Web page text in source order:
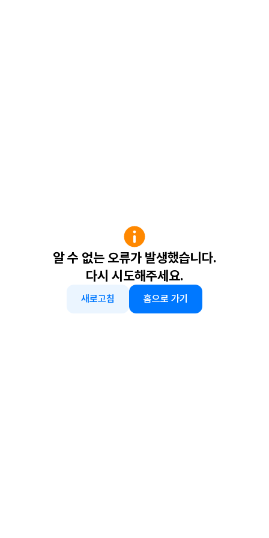
알 수 없는 오류가 발생했습니다.
다시 시도해주세요.
새로고침 홈으로 가기